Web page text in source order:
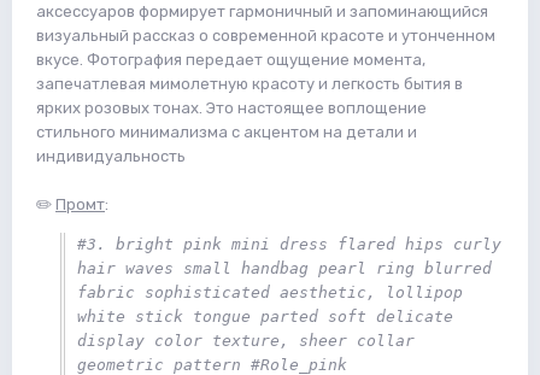
аксессуаров формирует гармоничный и запоминающийся
визуальный рассказ о современной красоте и утонченном
вкусе. Фотография передает ощущение момента,
запечатлевая мимолетную красоту и легкость бытия в
ярких розовых тонах. Это настоящее воплощение
стильного минимализма с акцентом на детали и
индивидуальность
✏️ Промт:
#3. bright pink mini dress flared hips curly
hair waves small handbag pearl ring blurred
fabric sophisticated aesthetic, lollipop
white stick tongue parted soft delicate
display color texture, sheer collar
geometric pattern #Role_pink